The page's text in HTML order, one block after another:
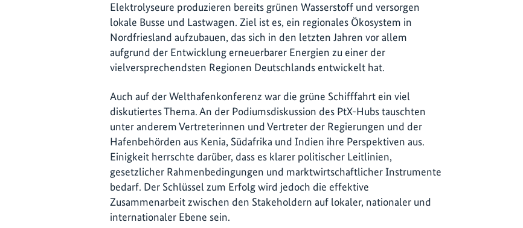
Elektrolyseure produzieren bereits grünen Wasserstoff und versorgen
lokale Busse und Lastwagen. Ziel ist es, ein regionales Ökosystem in
Nordfriesland aufzubauen, das sich in den letzten Jahren vor allem
aufgrund der Entwicklung erneuerbarer Energien zu einer der
vielversprechendsten Regionen Deutschlands entwickelt hat.
Auch auf der Welthafenkonferenz war die grüne Schifffahrt ein viel
diskutiertes Thema. An der Podiumsdiskussion des PtX-Hubs tauschten
unter anderem Vertreterinnen und Vertreter der Regierungen und der
Hafenbehörden aus Kenia, Südafrika und Indien ihre Perspektiven aus.
Einigkeit herrschte darüber, dass es klarer politischer Leitlinien,
gesetzlicher Rahmenbedingungen und marktwirtschaftlicher Instrumente
bedarf. Der Schlüssel zum Erfolg wird jedoch die effektive
Zusammenarbeit zwischen den Stakeholdern auf lokaler, nationaler und
internationaler Ebene sein.